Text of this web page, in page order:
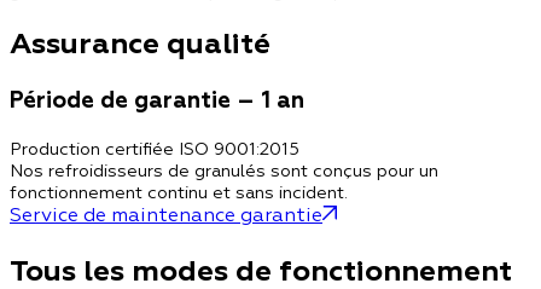
Assurance qualité
Période de garantie – 1 an
Production certifiée ISO 9001:2015
Nos refroidisseurs de granulés sont conçus pour un
fonctionnement continu et sans incident.
Service de maintenance garantie
Tous les modes de fonctionnement